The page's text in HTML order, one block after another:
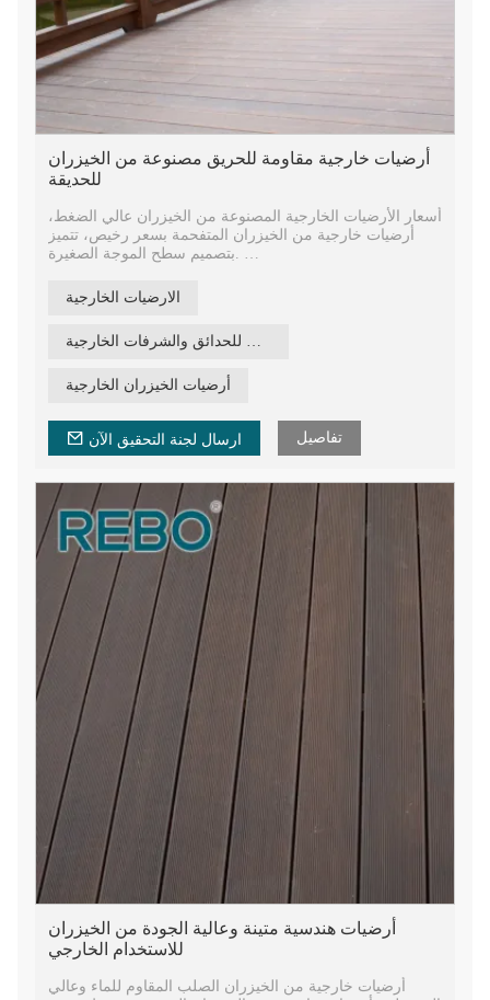
أرضيات خارجية مقاومة للحريق مصنوعة من الخيزران
للحديقة
أسعار الأرضيات الخارجية المصنوعة من الخيزران عالي الضغط،
أرضيات خارجية من الخيزران المتفحمة بسعر رخيص، تتميز
بتصميم سطح الموجة الصغيرة.
هيكل أرضيات الخيزران الصلبة المعالجة بالفحم، مادة بناء
أرضيات الخيزران الخارجية لبناء الجسور. أرضيات الخيزران
نسيج الخيزران جميل المظهر، طول 1860 مم، عرض 140 مم،
بسهولة.
الارضيات الخارجية
أرضيات الخيزران للحدائق والشرفات الخارجية
أرضيات الخيزران الخارجية
ارسال لجنة التحقيق الآن تفاصيل
أرضيات هندسية متينة وعالية الجودة من الخيزران
للاستخدام الخارجي
أرضيات خارجية من الخيزران الصلب المقاوم للماء وعالي